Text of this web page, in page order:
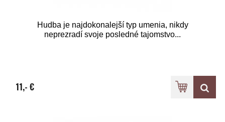
Hudba je najdokonalejší typ umenia, nikdy
neprezradí svoje posledné tajomstvo...
11,- €